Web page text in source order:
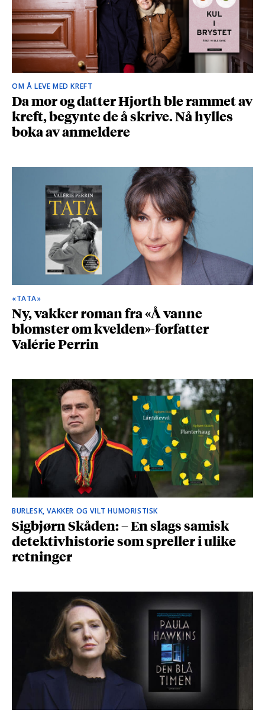
OM Å LEVE MED KREFT
Da mor og datter Hjorth ble rammet av
kreft, begynte de å skrive. Nå hylles
boka av anmeldere
«TATA»
Ny, vakker roman fra «Å vanne
blomster om kvelden»-forfatter
Valérie Perrin
BURLESK, VAKKER OG VILT HUMORISTISK
Sigbjørn Skåden: – En slags samisk
detektivhistorie som spreller i ulike
retninger